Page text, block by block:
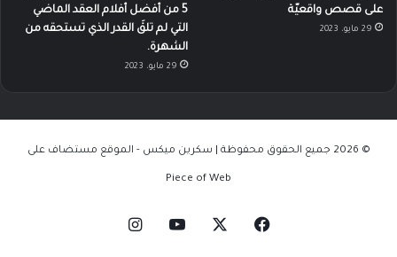
على قصص واقعيّة
29 مايو، 2023
5 من أفضل أفلام العقد الماضي
التي لم تلقَ القدر الذي تستحقه من
الشهرة.
29 مايو، 2023
© 2026 جميع الحقوق محفوظة | سكرين ميكس - الموقع مستضاف على
Piece of Web
فيسبوك ‫YouTube